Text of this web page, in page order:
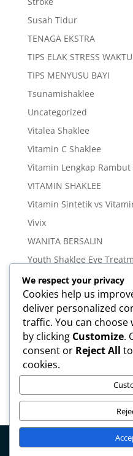
Susah Tidur
TENAGA EKSTRA
TIPS ELAK STRESS
TIPS MENYUSU BAYI
Tsunamishaklee
Uncategorized
Vitalea Shaklee
Vitamin C Shaklee
Vitamin Lengkap Rambut
VITAMIN SHAKLEE
Vitamin Sintetik vs
Vivix
WANITA BERSALIN
Youth Shaklee Eye
YOUTH SKIN CARE SERIES
Meta
Log in
Entries feed
Comments feed
We respect your privacy
Cookies help us
deliver personalized
traffic. You can choose
by clicking Customize.
consent or Reject All
cookies.